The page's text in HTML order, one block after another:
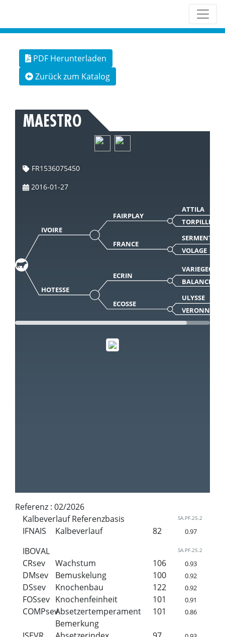
PDF Herunterladen
Zurück zum Katalog
MAESTRO
FR1536075450
2016-01-27
IVOIRE
FAIRPLAY
ATTILA
TORPILLE
FRANCE
SERMENT
VOLAGE
HOTESSE
ECRIN
VARIEGEOIS
BALANCE
ECOSSE
ULYSSE
VERONNE
Referenz : 02/2026
Kalbeverlauf Referenzbasis
SA.PF.25.2
IFNAIS Kalbeverlauf 82 0.97
IBOVAL SA.PF.25.2
CRsev Wachstum 106 0.93
DMsev Bemuskelung 100 0.92
DSsev Knochenbau 122 0.92
FOSsev Knochenfeinheit 101 0.91
COMPsevAbsetzertemperament
Bemerkung
101 0.86